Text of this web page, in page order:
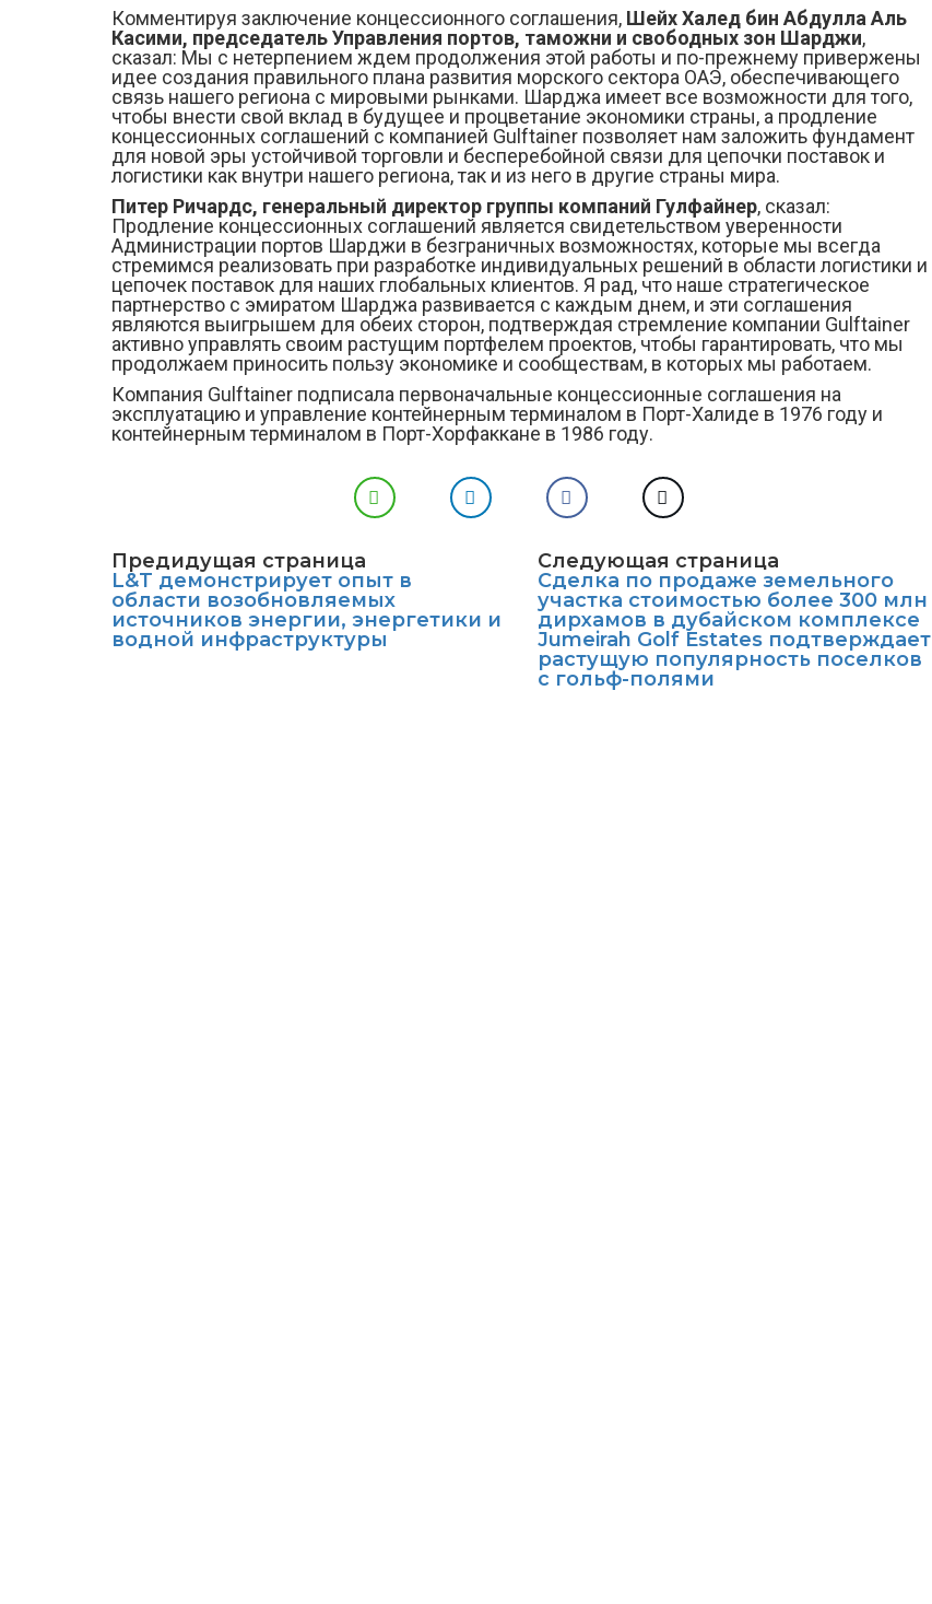
Комментируя заключение концессионного соглашения, Шейх Халед бин Абдулла Аль
Касими, председатель Управления портов, таможни и свободных зон Шарджи,
сказал: Мы с нетерпением ждем продолжения этой работы и по-прежнему привержены
идее создания правильного плана развития морского сектора ОАЭ, обеспечивающего
связь нашего региона с мировыми рынками. Шарджа имеет все возможности для того,
чтобы внести свой вклад в будущее и процветание экономики страны, а продление
концессионных соглашений с компанией Gulftainer позволяет нам заложить фундамент
для новой эры устойчивой торговли и бесперебойной связи для цепочки поставок и
логистики как внутри нашего региона, так и из него в другие страны мира.
Питер Ричардс, генеральный директор группы компаний Гулфайнер, сказал:
Продление концессионных соглашений является свидетельством уверенности
Администрации портов Шарджи в безграничных возможностях, которые мы всегда
стремимся реализовать при разработке индивидуальных решений в области логистики и
цепочек поставок для наших глобальных клиентов. Я рад, что наше стратегическое
партнерство с эмиратом Шарджа развивается с каждым днем, и эти соглашения
являются выигрышем для обеих сторон, подтверждая стремление компании Gulftainer
активно управлять своим растущим портфелем проектов, чтобы гарантировать, что мы
продолжаем приносить пользу экономике и сообществам, в которых мы работаем.
Компания Gulftainer подписала первоначальные концессионные соглашения на
эксплуатацию и управление контейнерным терминалом в Порт-Халиде в 1976 году и
контейнерным терминалом в Порт-Хорфаккане в 1986 году.
Предидущая страница
L&T демонстрирует опыт в
области возобновляемых
источников энергии, энергетики и
водной инфраструктуры
Следующая страница
Сделка по продаже земельного
участка стоимостью более 300 млн
дирхамов в дубайском комплексе
Jumeirah Golf Estates подтверждает
растущую популярность поселков
с гольф-полями